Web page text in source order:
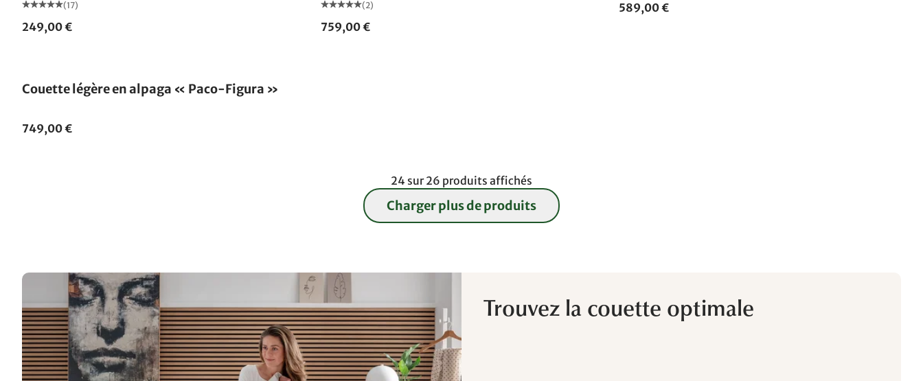
(17)
249,00 €
(2)
759,00 €
589,00 €
Couette légère en alpaga « Paco-Figura »
749,00 €
24 sur 26 produits affichés
Charger plus de produits
Trouvez la couette optimale